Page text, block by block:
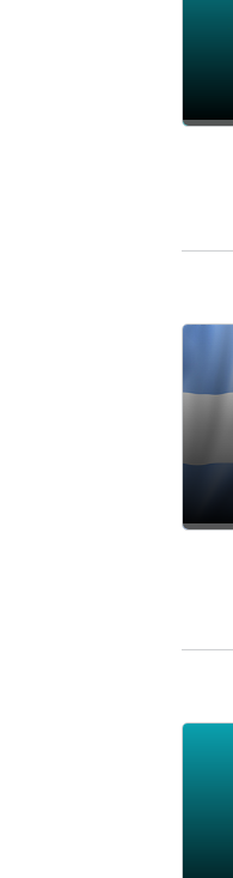
Lecteur audio
Lecteur audio